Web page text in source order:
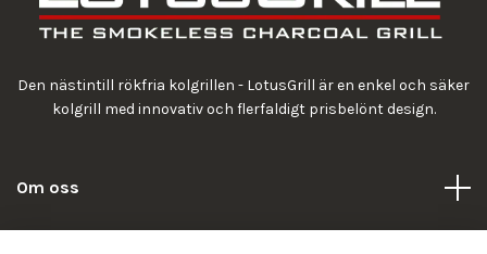
Den nästintill rökfria kolgrillen - LotusGrill är en enkel och säker
kolgrill med innovativ och flerfaldigt prisbelönt design.
Om oss